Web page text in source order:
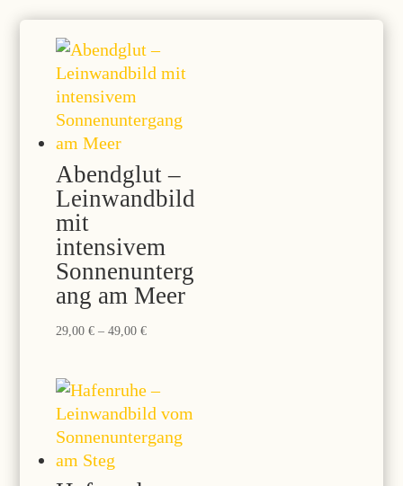
Abendglut –
Leinwandbild
mit
intensivem
Sonnenunterg
ang am Meer
29,00€ –49,00€Preisspanne: